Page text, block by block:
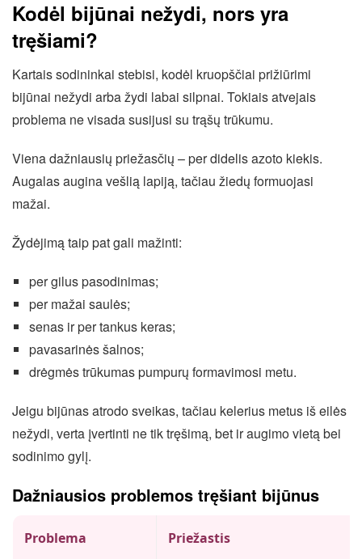
Kodėl bijūnai nežydi, nors yra
tręšiami?
Kartais sodininkai stebisi, kodėl kruopščiai prižiūrimi
bijūnai nežydi arba žydi labai silpnai. Tokiais atvejais
problema ne visada susijusi su trąšų trūkumu.
Viena dažniausių priežasčių – per didelis azoto kiekis.
Augalas augina vešlią lapiją, tačiau žiedų formuojasi
mažai.
Žydėjimą taip pat gali mažinti:
per gilus pasodinimas;
per mažai saulės;
senas ir per tankus keras;
pavasarinės šalnos;
drėgmės trūkumas pumpurų formavimosi metu.
Jeigu bijūnas atrodo sveikas, tačiau kelerius metus iš eilės
nežydi, verta įvertinti ne tik tręšimą, bet ir augimo vietą bei
sodinimo gylį.
Dažniausios problemos tręšiant bijūnus
Problema Priežastis